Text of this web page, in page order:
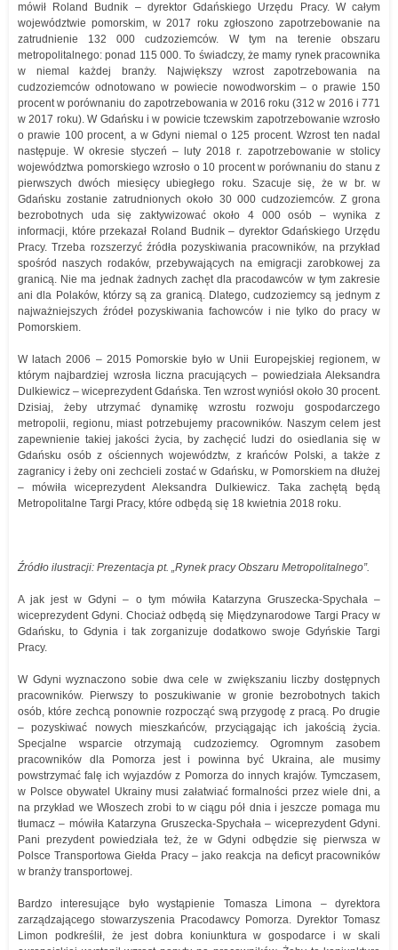
mówił Roland Budnik – dyrektor Gdańskiego Urzędu Pracy. W całym
województwie pomorskim, w 2017 roku zgłoszono zapotrzebowanie na
zatrudnienie 132 000 cudzoziemców. W tym na terenie obszaru
metropolitalnego: ponad 115 000. To świadczy, że mamy rynek pracownika
w niemal każdej branży. Największy wzrost zapotrzebowania na
cudzoziemców odnotowano w powiecie nowodworskim – o prawie 150
procent w porównaniu do zapotrzebowania w 2016 roku (312 w 2016 i 771
w 2017 roku). W Gdańsku i w powicie tczewskim zapotrzebowanie wzrosło
o prawie 100 procent, a w Gdyni niemal o 125 procent. Wzrost ten nadal
następuje. W okresie styczeń – luty 2018 r. zapotrzebowanie w stolicy
województwa pomorskiego wzrosło o 10 procent w porównaniu do stanu z
pierwszych dwóch miesięcy ubiegłego roku. Szacuje się, że w br. w
Gdańsku zostanie zatrudnionych około 30 000 cudzoziemców. Z grona
bezrobotnych uda się zaktywizować około 4 000 osób – wynika z
informacji, które przekazał Roland Budnik – dyrektor Gdańskiego Urzędu
Pracy. Trzeba rozszerzyć źródła pozyskiwania pracowników, na przykład
spośród naszych rodaków, przebywających na emigracji zarobkowej za
granicą. Nie ma jednak żadnych zachęt dla pracodawców w tym zakresie
ani dla Polaków, którzy są za granicą. Dlatego, cudzoziemcy są jednym z
najważniejszych źródeł pozyskiwania fachowców i nie tylko do pracy w
Pomorskiem.
W latach 2006 – 2015 Pomorskie było w Unii Europejskiej regionem, w
którym najbardziej wzrosła liczna pracujących – powiedziała Aleksandra
Dulkiewicz – wiceprezydent Gdańska. Ten wzrost wyniósł około 30 procent.
Dzisiaj, żeby utrzymać dynamikę wzrostu rozwoju gospodarczego
metropolii, regionu, miast potrzebujemy pracowników. Naszym celem jest
zapewnienie takiej jakości życia, by zachęcić ludzi do osiedlania się w
Gdańsku osób z ościennych województw, z krańców Polski, a także z
zagranicy i żeby oni zechcieli zostać w Gdańsku, w Pomorskiem na dłużej
– mówiła wiceprezydent Aleksandra Dulkiewicz. Taka zachętą będą
Metropolitalne Targi Pracy, które odbędą się 18 kwietnia 2018 roku.
Źródło ilustracji: Prezentacja pt. „Rynek pracy Obszaru Metropolitalnego”.
A jak jest w Gdyni – o tym mówiła Katarzyna Gruszecka-Spychała –
wiceprezydent Gdyni. Chociaż odbędą się Międzynarodowe Targi Pracy w
Gdańsku, to Gdynia i tak zorganizuje dodatkowo swoje Gdyńskie Targi
Pracy.
W Gdyni wyznaczono sobie dwa cele w zwiększaniu liczby dostępnych
pracowników. Pierwszy to poszukiwanie w gronie bezrobotnych takich
osób, które zechcą ponownie rozpocząć swą przygodę z pracą. Po drugie
– pozyskiwać nowych mieszkańców, przyciągając ich jakością życia.
Specjalne wsparcie otrzymają cudzoziemcy. Ogromnym zasobem
pracowników dla Pomorza jest i powinna być Ukraina, ale musimy
powstrzymać falę ich wyjazdów z Pomorza do innych krajów. Tymczasem,
w Polsce obywatel Ukrainy musi załatwiać formalności przez wiele dni, a
na przykład we Włoszech zrobi to w ciągu pół dnia i jeszcze pomaga mu
tłumacz – mówiła Katarzyna Gruszecka-Spychała – wiceprezydent Gdyni.
Pani prezydent powiedziała też, że w Gdyni odbędzie się pierwsza w
Polsce Transportowa Giełda Pracy – jako reakcja na deficyt pracowników
w branży transportowej.
Bardzo interesujące było wystąpienie Tomasza Limona – dyrektora
zarządzającego stowarzyszenia Pracodawcy Pomorza. Dyrektor Tomasz
Limon podkreślił, że jest dobra koniunktura w gospodarce i w skali